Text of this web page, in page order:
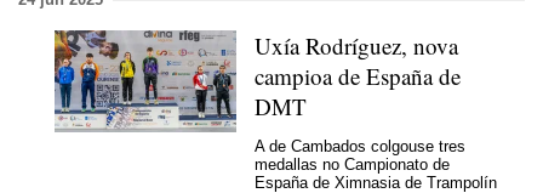
Uxía Rodríguez, nova
campioa de España de
DMT
A de Cambados colgouse tres
medallas no Campionato de
España de Ximnasia de Trampolín